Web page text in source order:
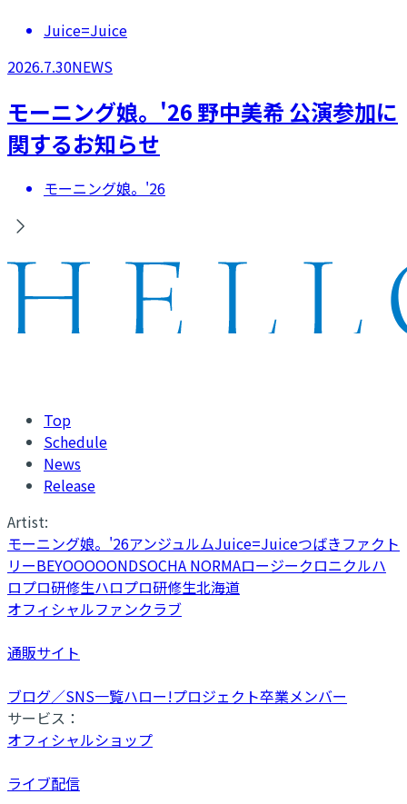
Juice=Juice
2026.7.30NEWS
モーニング娘。'26 野中美希 公演参加に
関するお知らせ
モーニング娘。'26
Top
Schedule
News
Release
Artist:
モーニング娘。'26アンジュルムJuice=Juiceつばきファクト
リーBEYOOOOONDSOCHA NORMAロージークロニクルハ
ロプロ研修生ハロプロ研修生北海道
オフィシャルファンクラブ
通販サイト
ブログ／SNS一覧ハロー!プロジェクト卒業メンバー
サービス：
オフィシャルショップ
ライブ配信